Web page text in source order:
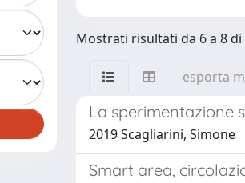
Mostrati risultati da 6 a 8 di
esporta
La sperimentazione
2019 Scagliarini, Simone
Smart area,